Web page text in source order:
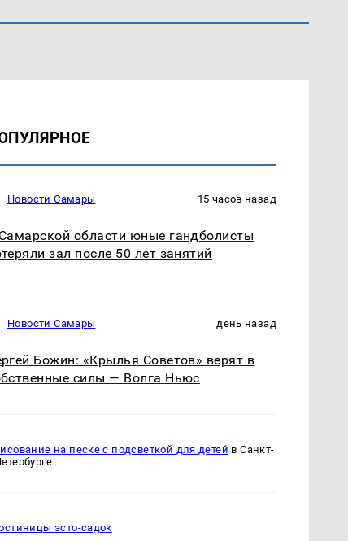
Новости Самары 15 часов назад
области юные гандболисты
зал после 50 лет занятий
Новости Самары день назад
Божин: «Крылья Советов» верят в
силы — Волга Ньюс
на песке с подсветкой для детей в Санкт-
эсто-садок